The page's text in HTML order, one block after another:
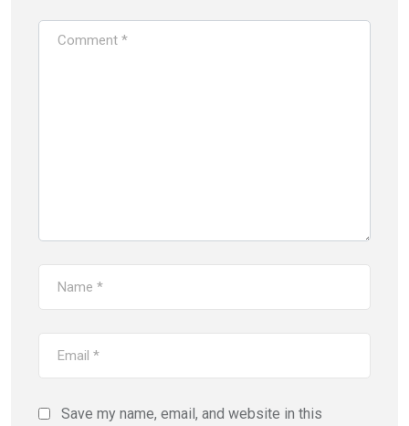
Save my name, email, and website in this